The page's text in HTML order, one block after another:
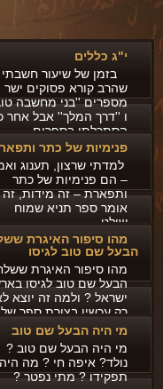
י"ג כללים
בזמן של שיעור חשבתי
שהרב קורא פסוקים ישר
מספרים ''בני מחשבה
ו ''דרך המלך'' אבל אחר
הסתכלתי בספרים...
פנימיות של כתר
למדתי שרצון, תענוג
– הם פנימיות של כתר
ותפארת – זה מידות,
אומר ספר תניא שמוח
שולט...
מהו סיפור האיגרת
הבעל שם טוב לגיסו
מהו סיפור האיגרת
הבעל שם טוב לגיסו
ישראל ? ולמה זה יוצא
רק עכשיו בצורת ספר
מי היה הבעל שם טוב
מי היה הבעל שם טוב ?
נולד? איפה חי ? מה היה
תפקידו ? מתי נפטר ?